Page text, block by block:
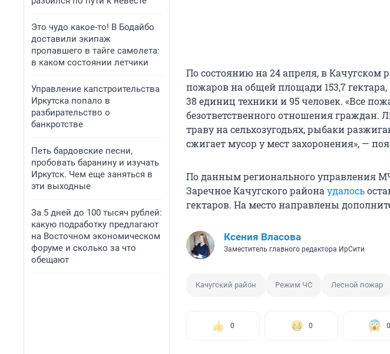
Это чудо какое-то! В Бодайбо
доставили экипаж
пропавшего в тайге самолета:
в каком состоянии летчики
Управление капстроительства
Иркутска попало в
разбирательство о
банкротстве
Петь бардовские песни,
пробовать баранину и изучать
Иркутск. Чем еще заняться в
эти выходные
За 5 дней до 100 тысяч рублей:
какую подработку предлагают
на Восточном экономическом
форуме и сколько за что
обещают
По состоянию на 24 апреля, в Качугском
пожаров на общей площади 153,7
38 единиц техники и 95 человек. «Все
безответственного отношения
траву на сельхозугодьях, рыбаки
сжигает мусор у мест захоронения», —
По данным регионального управления
Заречное Качугского района удалось
гектаров. На место направлены
Ксения Власова
Заместитель главного редактора ИрСити
Качугский район Режим ЧС Лесной пожар
0 0 0